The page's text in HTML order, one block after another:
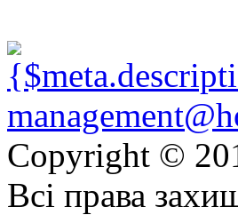
Copyright ©
Всі права